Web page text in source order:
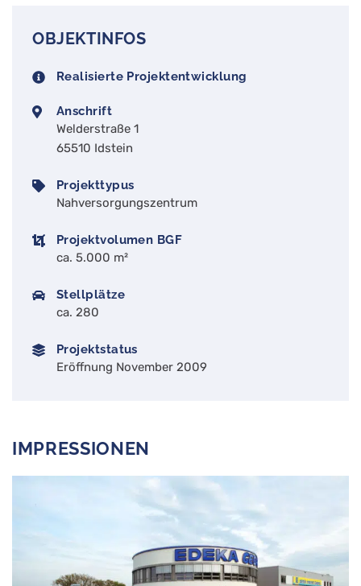
OBJEKTINFOS
Realisierte Projektentwicklung
Anschrift
Welderstraße 1
65510 Idstein
Projekttypus
Nahversorgungszentrum
Projektvolumen BGF
ca. 5.000 m²
Stellplätze
ca. 280
Projektstatus
Eröffnung November 2009
IMPRESSIONEN